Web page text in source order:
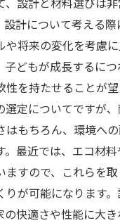
設計について考える
や将来の変化を考慮
子どもが成長するに
性を持たせることが
選定についてですが
はもちろん、環境へ
。最近では、エコ材
ますので、これらを
りが可能になります
の快適さや性能に大